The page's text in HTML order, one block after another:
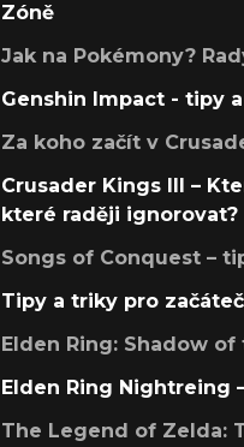
Zóně
Jak na Pokémony?
Genshin Impact - tipy
Za koho začít v
Crusader Kings III –
které raději ignorovat?
Songs of Conquest –
Tipy a triky pro
Elden Ring: Shadow
Elden Ring Nightreing
The Legend of Zelda: